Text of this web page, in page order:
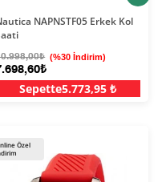
Sepette5.773,95 ₺
NAPNSTF05 Erkek Kol
(%30 İndirim)
Özel